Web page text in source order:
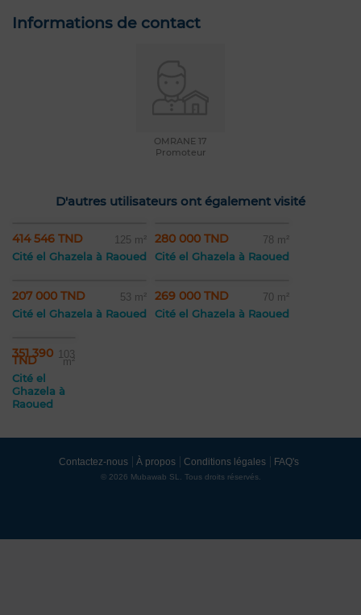
Informations de contact
OMRANE 17
Promoteur
D'autres utilisateurs ont également visité
414 546 TND 125 m²
Cité el Ghazela à Raoued
280 000 TND 78 m²
Cité el Ghazela à Raoued
207 000 TND 53 m²
Cité el Ghazela à Raoued
269 000 TND 70 m²
Cité el Ghazela à Raoued
351 390
TND 103
m²
Cité el
Ghazela à
Raoued
Contactez-nous À propos Conditions légales FAQ's
© 2026 Mubawab SL. Tous droits réservés.